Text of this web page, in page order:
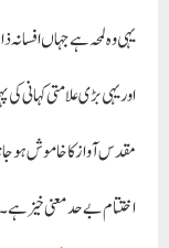
یہی وہ لمحہ ہے جہاں افسانہ
اور یہی بڑی علامتی کہانی
مقدس آواز کا خاموش ہو
اختتام بے حد معنی خیز ہے۔